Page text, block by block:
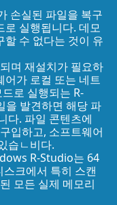
손실된 파일을 복구
로 실행됩니다. 데모
할 수 없다는 것이 유
며 재설치가 필요하
어가 로컬 또는 네트
로 실행되는 R-
을 발견하면 해당 파
다. 파일 콘텐츠에
입하고, 소프트웨어
습ㄴ비다.
R-Studio는 64
크에서 특히 스캔
모든 실제 메모리